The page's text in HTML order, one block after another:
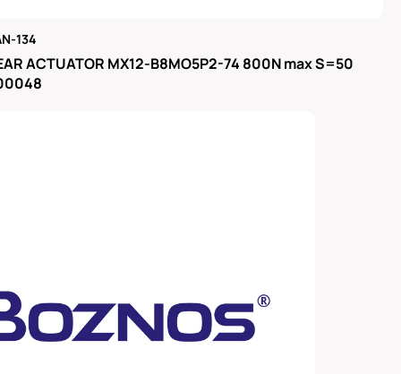
134
ACTUATOR MX12-B8MO5P2-74 800N max S=50